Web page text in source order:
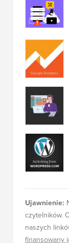
Ujawnienie:
czytelników.
naszych
finansowany